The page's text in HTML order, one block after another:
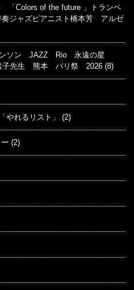
Colors of the future 」トランペ
奏ジャズピアニスト橋本芳 アルゼ
ソン JAZZ Rio 永遠の星
子先生 熊本 パリ祭 2026 (8)
やれるリスト」 (2)
(2)